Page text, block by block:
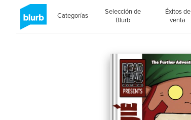
Categorías
Selección de
Blurb
Éxitos de
venta